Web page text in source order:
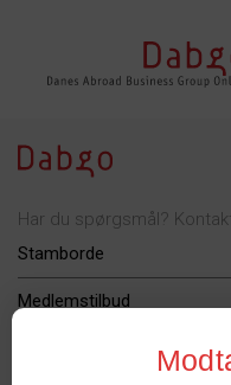
Har du spørgsmål?
Stamborde
Medlemstilbud
Dabgo Erhvervspris